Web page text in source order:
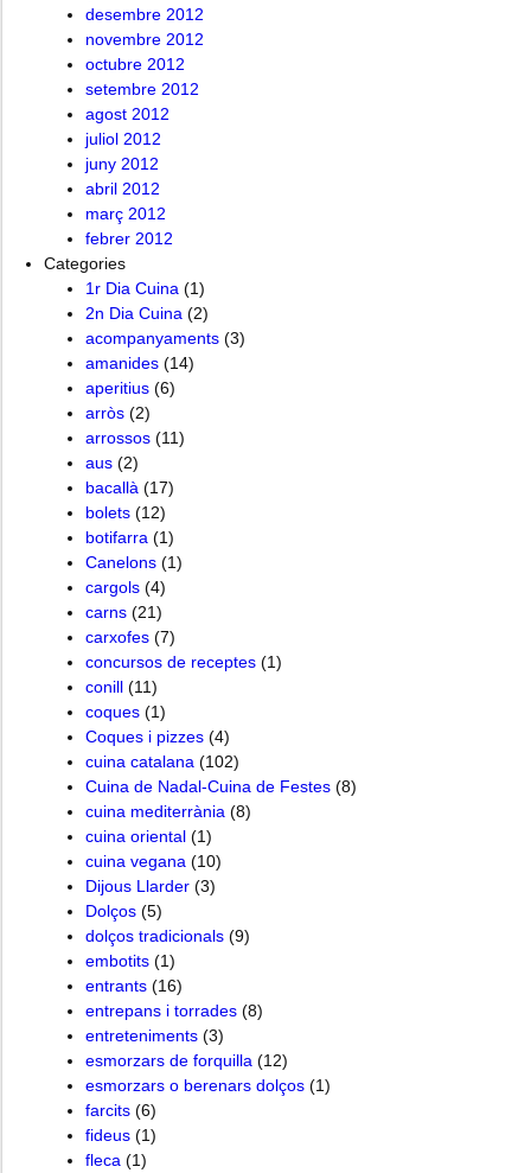
desembre 2012
novembre 2012
octubre 2012
setembre 2012
agost 2012
juliol 2012
juny 2012
abril 2012
març 2012
febrer 2012
Categories
1r Dia Cuina (1)
2n Dia Cuina (2)
acompanyaments (3)
amanides (14)
aperitius (6)
arròs (2)
arrossos (11)
aus (2)
bacallà (17)
bolets (12)
botifarra (1)
Canelons (1)
cargols (4)
carns (21)
carxofes (7)
concursos de receptes (1)
conill (11)
coques (1)
Coques i pizzes (4)
cuina catalana (102)
Cuina de Nadal-Cuina de Festes (8)
cuina mediterrània (8)
cuina oriental (1)
cuina vegana (10)
Dijous Llarder (3)
Dolços (5)
dolços tradicionals (9)
embotits (1)
entrants (16)
entrepans i torrades (8)
entreteniments (3)
esmorzars de forquilla (12)
esmorzars o berenars dolços (1)
farcits (6)
fideus (1)
fleca (1)